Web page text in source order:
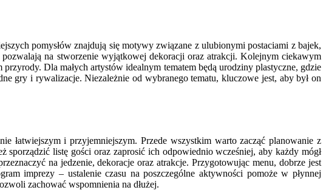
pomysłów znajdują się motywy związane z ulubionymi postaciami z bajek,
na stworzenie wyjątkowej dekoracji oraz atrakcji. Kolejnym ciekawym
Dla małych artystów idealnym tematem będą urodziny plastyczne, gdzie
gry i rywalizacje. Niezależnie od wybranego tematu, kluczowe jest, aby był on
łatwiejszym i przyjemniejszym. Przede wszystkim warto zacząć planowanie z
listę gości oraz zaprosić ich odpowiednio wcześniej, aby każdy mógł
na jedzenie, dekoracje oraz atrakcje. Przygotowując menu, dobrze jest
imprezy – ustalenie czasu na poszczególne aktywności pomoże w płynnej
zachować wspomnienia na dłużej.